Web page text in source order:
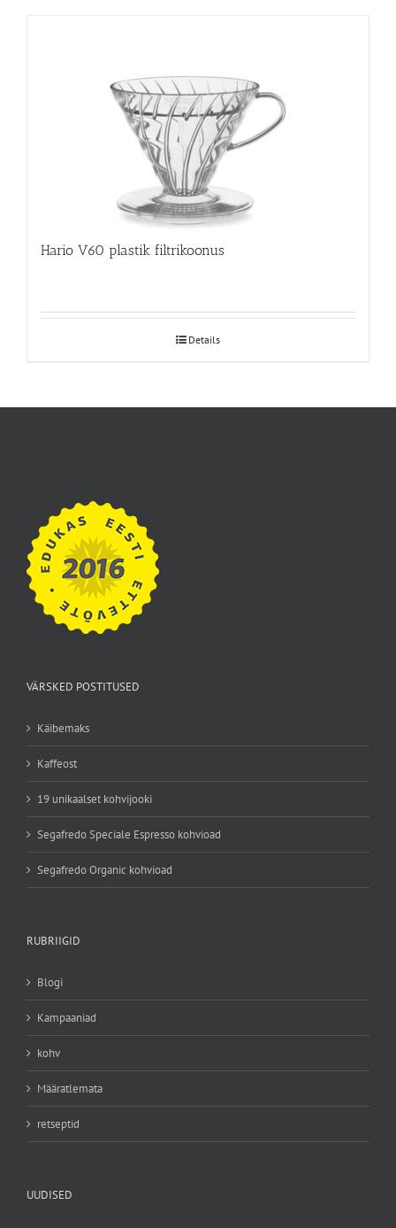
Hario V60 plastik filtrikoonus
Details
VÄRSKED POSTITUSED
Käibemaks
Kaffeost
19 unikaalset kohvijooki
Segafredo Speciale Espresso kohvioad
Segafredo Organic kohvioad
RUBRIIGID
Blogi
Kampaaniad
kohv
Määratlemata
retseptid
UUDISED